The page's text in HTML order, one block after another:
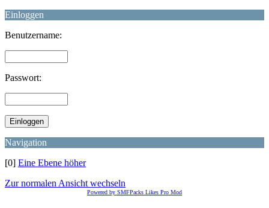
Einloggen
Benutzername:
Passwort:
Navigation
[0] Eine Ebene höher
Zur normalen Ansicht wechseln
Powered by SMFPacks Likes Pro Mod